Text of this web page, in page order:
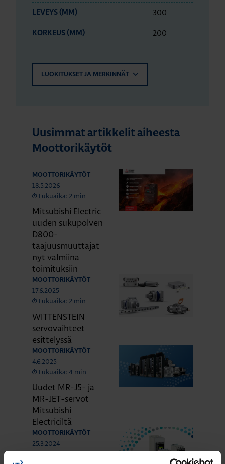
LEVEYS (MM) 300
KORKEUS (MM) 200
LUOKITUKSET JA MERKINNÄT
Uusimmat artikkelit aiheesta
Moottorikäytöt
MOOTTORIKÄYTÖT
18.5.2026
Lukuaika: 2 min
Mitsubishi Electric
uuden sukupolven
D800-
taajuusmuuttajat
nyt valmiina
toimituksiin
MOOTTORIKÄYTÖT
17.6.2025
Lukuaika: 2 min
WITTENSTEIN
servovaihteet
esittelyssä
MOOTTORIKÄYTÖT
4.6.2025
Lukuaika: 4 min
Uudet MR-J5- ja
MR-JET-servot
Mitsubishi
Electriciltä
MOOTTORIKÄYTÖT
25.3.2024